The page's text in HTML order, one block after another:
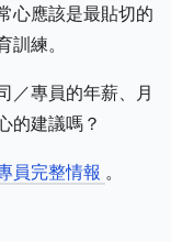
心應該是最貼切的
練。
／專員的年薪、月
的建議嗎？
員完整情報 。